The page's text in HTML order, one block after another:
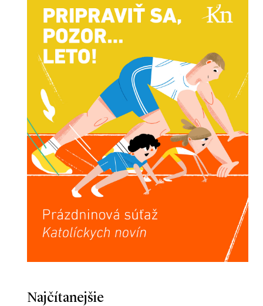
Najčítanejšie